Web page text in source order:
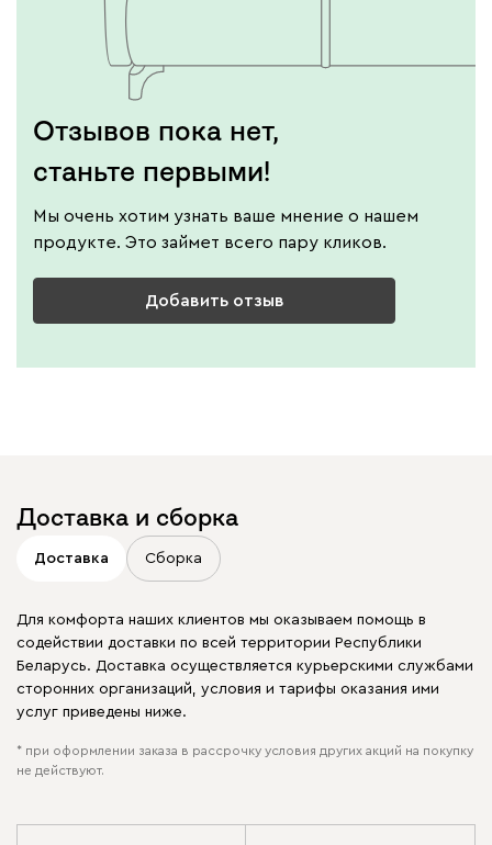
Отзывов пока нет,
станьте первыми!
Мы очень хотим узнать ваше мнение о нашем
продукте. Это займет всего пару кликов.
Добавить отзыв
Доставка и сборка
Доставка Сборка
Для комфорта наших клиентов мы оказываем помощь в
содействии доставки по всей территории Республики
Беларусь. Доставка осуществляется курьерскими службами
сторонних организаций, условия и тарифы оказания ими
услуг приведены ниже.
* при оформлении заказа в рассрочку условия других акций на покупку
не действуют.